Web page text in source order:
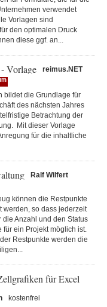
verwendet
Vorlagen sind
den optimalen Druck
diese ggf. an...
Vorlage
reimus.NET
bildet die Grundlage für
des nächsten Jahres
Betrachtung der
Mit dieser Vorlage
für die inhaltliche
Ralf Wilfert
können die Restpunkte
werden, so dass jederzeit
die Anzahl und den Status
für ein Projekt möglich ist.
Restpunkte werden die
für Excel
kostenfrei